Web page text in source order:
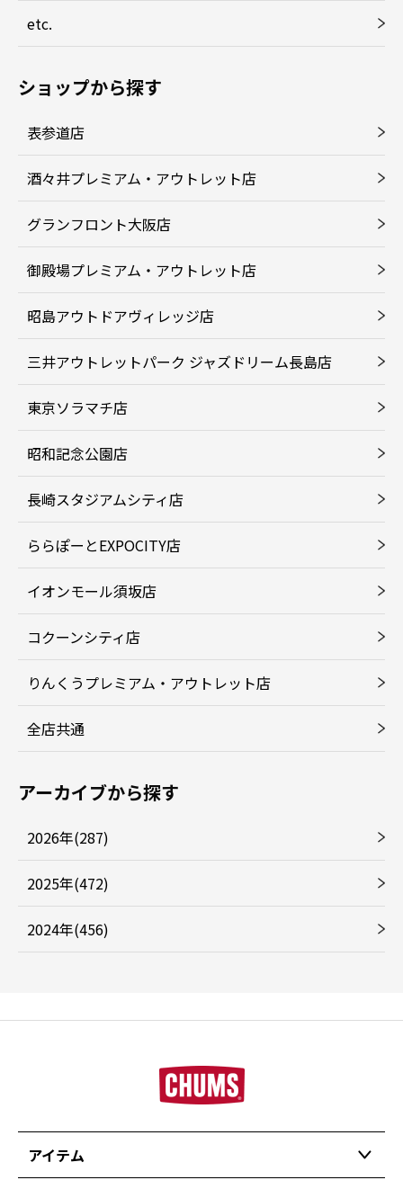
etc.
ショップから探す
表参道店
酒々井プレミアム・アウトレット店
グランフロント大阪店
御殿場プレミアム・アウトレット店
昭島アウトドアヴィレッジ店
三井アウトレットパーク ジャズドリーム長島店
東京ソラマチ店
昭和記念公園店
長崎スタジアムシティ店
ららぽーとEXPOCITY店
イオンモール須坂店
コクーンシティ店
りんくうプレミアム・アウトレット店
全店共通
アーカイブから探す
2026年(287)
2025年(472)
2024年(456)
アイテム